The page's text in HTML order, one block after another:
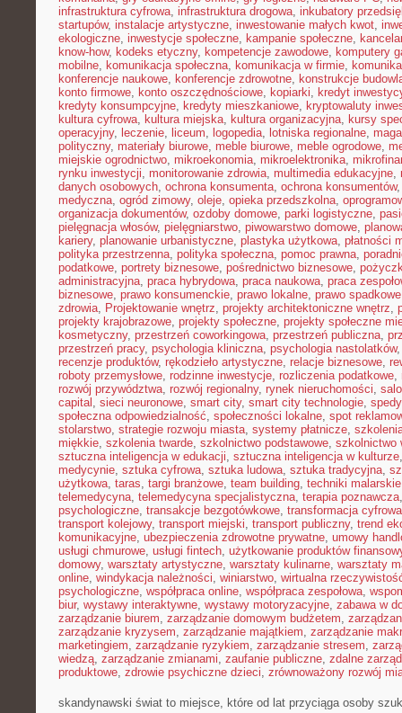
infrastruktura cyfrowa, infrastruktura drogowa, inkubatory
startupów, instalacje artystyczne, inwestowanie małych kwot,
ekologiczne, inwestycje społeczne, kampanie społeczne,
know-how, kodeks etyczny, kompetencje zawodowe, komputery
mobilne, komunikacja społeczna, komunikacja w firmie,
konferencje naukowe, konferencje zdrowotne, konstrukcje
konto firmowe, konto oszczędnościowe, kopiarki, kredyt
kredyty konsumpcyjne, kredyty mieszkaniowe, kryptowaluty
kultura cyfrowa, kultura miejska, kultura organizacyjna, kursy
operacyjny, leczenie, liceum, logopedia, lotniska regionalne,
polityczny, materiały biurowe, meble biurowe, meble ogrodowe,
miejskie ogrodnictwo, mikroekonomia, mikroelektronika,
rynku inwestycji, monitorowanie zdrowia, multimedia edukacyjne,
danych osobowych, ochrona konsumenta, ochrona konsumentów
medyczna, ogród zimowy, oleje, opieka przedszkolna,
organizacja dokumentów, ozdoby domowe, parki logistyczne,
pielęgnacja włosów, pielęgniarstwo, piwowarstwo domowe,
kariery, planowanie urbanistyczne, plastyka użytkowa, płatności
polityka przestrzenna, polityka społeczna, pomoc prawna,
podatkowe, portrety biznesowe, pośrednictwo biznesowe,
administracyjna, praca hybrydowa, praca naukowa, praca
biznesowe, prawo konsumenckie, prawo lokalne, prawo spadkowe
zdrowia, Projektowanie wnętrz, projekty architektoniczne wnętrz,
projekty krajobrazowe, projekty społeczne, projekty społeczne
kosmetyczny, przestrzeń coworkingowa, przestrzeń publiczna,
przestrzeń pracy, psychologia kliniczna, psychologia nastolatków
recenzje produktów, rękodzieło artystyczne, relacje biznesowe,
roboty przemysłowe, rodzinne inwestycje, rozliczenia podatkowe,
rozwój przywództwa, rozwój regionalny, rynek nieruchomości,
capital , sieci neuronowe, smart city, smart city technologie,
społeczna odpowiedzialność, społeczności lokalne, spot
stolarstwo, strategie rozwoju miasta, systemy płatnicze,
miękkie, szkolenia twarde, szkolnictwo podstawowe, szkolnictwo
sztuczna inteligencja w edukacji, sztuczna inteligencja w kulturze
medycynie, sztuka cyfrowa, sztuka ludowa, sztuka tradycyjna,
użytkowa, taras, targi branżowe, team building, techniki malarskie
telemedycyna, telemedycyna specjalistyczna, terapia poznawcza
psychologiczne, transakcje bezgotówkowe, transformacja cyfrowa
transport kolejowy, transport miejski, transport publiczny, trend
komunikacyjne, ubezpieczenia zdrowotne prywatne, umowy
usługi chmurowe, usługi fintech, użytkowanie produktów
domowy, warsztaty artystyczne, warsztaty kulinarne, warsztaty
online, windykacja należności, winiarstwo, wirtualna
psychologiczne, współpraca online, współpraca zespołowa,
biur, wystawy interaktywne, wystawy motoryzacyjne, zabawa w
zarządzanie biurem, zarządzanie domowym budżetem,
zarządzanie kryzysem, zarządzanie majątkiem, zarządzanie
marketingiem, zarządzanie ryzykiem, zarządzanie stresem,
wiedzą, zarządzanie zmianami, zaufanie publiczne, zdalne
produktowe, zdrowie psychiczne dzieci, zrównoważony rozwój
skandynawski świat to miejsce, które od lat przyciąga osoby